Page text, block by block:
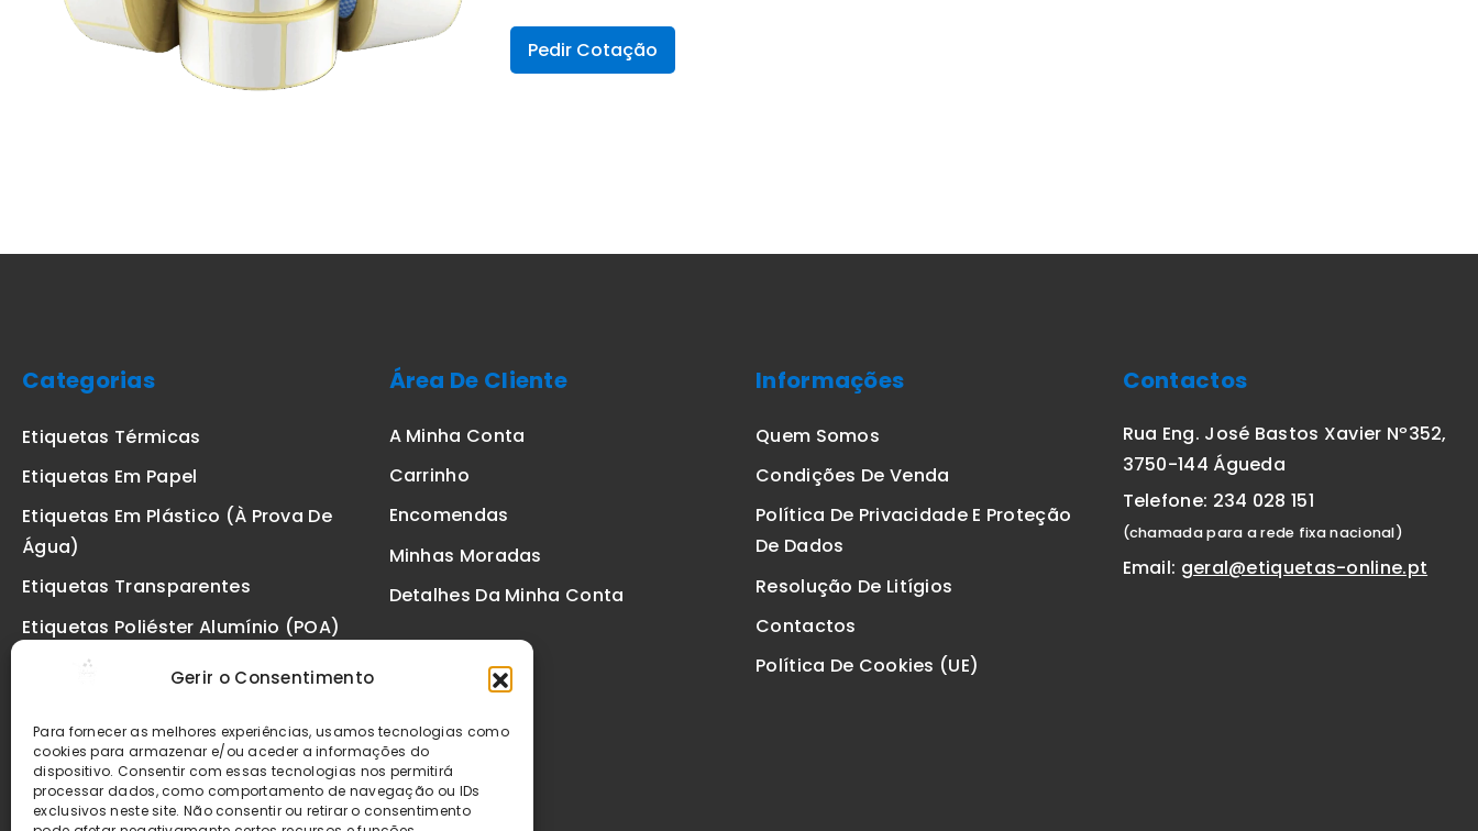
Gerir o Consentimento
Para fornecer as melhores experiências, usamos tecnologias como
cookies para armazenar e/ou aceder a informações do
dispositivo. Consentir com essas tecnologias nos permitirá
processar dados, como comportamento de navegação ou IDs
exclusivos neste site. Não consentir ou retirar o consentimento
Pedir Cotação
Categorias
Etiquetas Térmicas
Etiquetas Em Papel
Etiquetas Em Plástico (à Prova De
Água)
Etiquetas Transparentes
Etiquetas Poliéster Alumínio (POA)
Etiquetas De Segurança VOID
Etiquetas Zebra
Fitas
Área De Cliente
A Minha Conta
Carrinho
Encomendas
Minhas Moradas
Detalhes Da Minha Conta
Informações
Quem Somos
Condições De Venda
Política De Privacidade E Proteção
De Dados
Resolução De Litígios
Contactos
Política De Cookies (UE)
Contactos
Rua Eng. José Bastos Xavier Nº352,
3750-144 Águeda
Telefone: 234 028 151
(chamada para a rede fixa nacional)
Email: geral@etiquetas-online.pt